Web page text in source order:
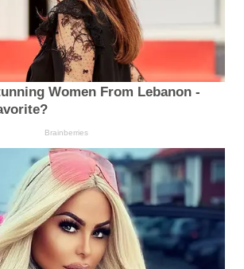
Women From Lebanon -
Brainberries